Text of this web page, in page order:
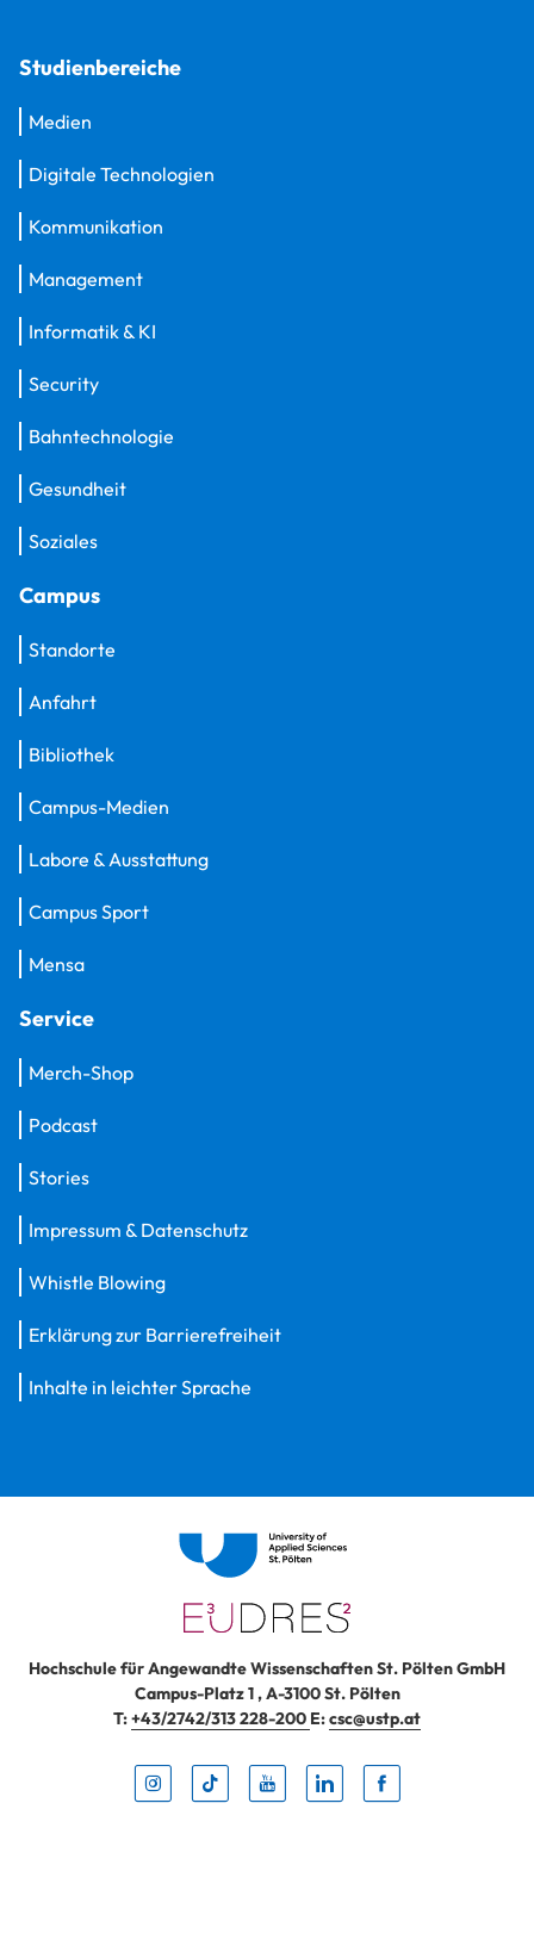
Studienbereiche
Medien
Digitale Technologien
Kommunikation
Management
Informatik & KI
Security
Bahntechnologie
Gesundheit
Soziales
Campus
Standorte
Anfahrt
Bibliothek
Campus-Medien
Labore & Ausstattung
Campus Sport
Mensa
Service
Merch-Shop
Podcast
Stories
Impressum & Datenschutz
Whistle Blowing
Erklärung zur Barrierefreiheit
Inhalte in leichter Sprache
Hochschule für Angewandte Wissenschaften St. Pölten GmbH
Campus-Platz 1,A-3100St. Pölten
T:+43/2742/313 228-200 E:csc@ustp.at